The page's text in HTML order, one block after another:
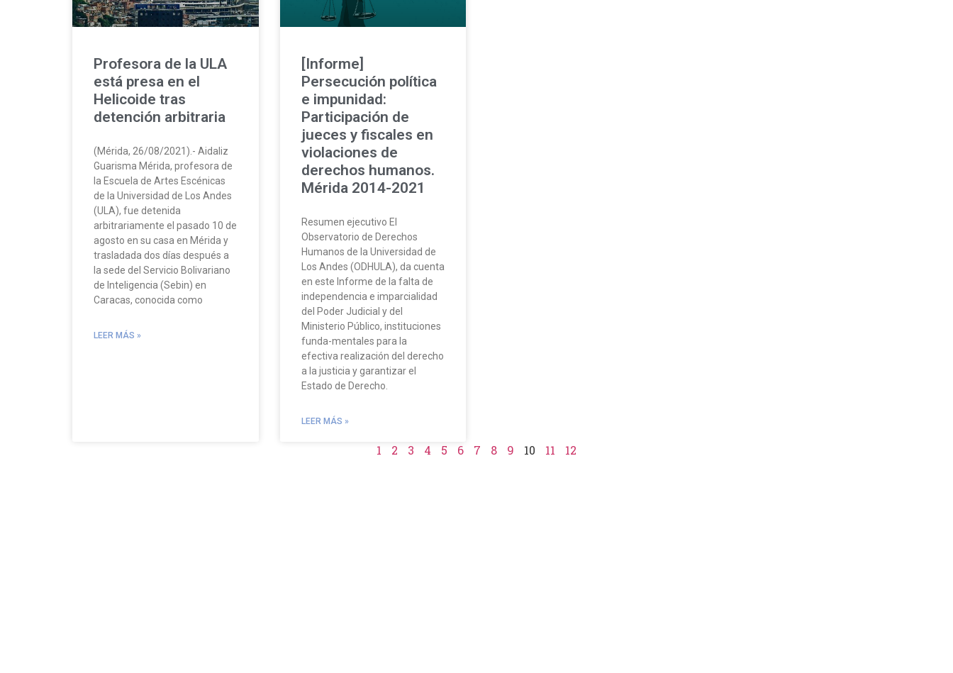
Profesora de la ULA
está presa en el
Helicoide tras
detención arbitraria
(Mérida, 26/08/2021).- Aidaliz
Guarisma Mérida, profesora de
la Escuela de Artes Escénicas
de la Universidad de Los Andes
(ULA), fue detenida
arbitrariamente el pasado 10 de
agosto en su casa en Mérida y
trasladada dos días después a
la sede del Servicio Bolivariano
de Inteligencia (Sebin) en
Caracas, conocida como
LEER MÁS »
[Informe]
Persecución política
e impunidad:
Participación de
jueces y fiscales en
violaciones de
derechos humanos.
Mérida 2014-2021
Resumen ejecutivo El
Observatorio de Derechos
Humanos de la Universidad de
Los Andes (ODHULA), da cuenta
en este Informe de la falta de
independencia e imparcialidad
del Poder Judicial y del
Ministerio Público, instituciones
funda-mentales para la
efectiva realización del derecho
a la justicia y garantizar el
Estado de Derecho.
LEER MÁS »
1 2 3 4 5 6 7 8 9 10 11 12